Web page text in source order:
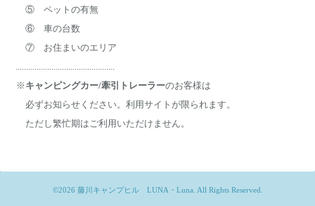
⑤ ペットの有無
⑥ 車の台数
⑦ お住まいのエリア
...............................................
※ キャンピングカー/牽引トレーラーのお客様は
必ずお知らせください。利用サイトが限られます。
ただし繁忙期はご利用いただけません。
©2026 藤川キャンプヒル LUNA・Luna. All Rights Reserved.